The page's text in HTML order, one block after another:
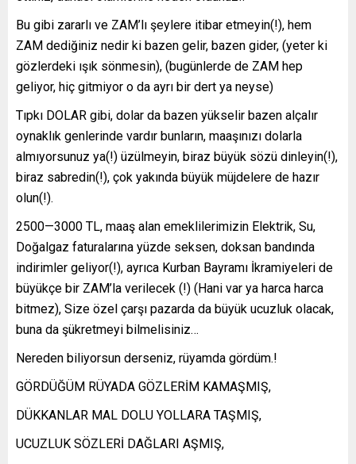
Bu gibi zararlı ve ZAM’lı şeylere itibar etmeyin(!), hem
ZAM dediğiniz nedir ki bazen gelir, bazen gider, (yeter ki
gözlerdeki ışık sönmesin), (bugünlerde de ZAM hep
geliyor, hiç gitmiyor o da ayrı bir dert ya neyse)
Tıpkı DOLAR gibi, dolar da bazen yükselir bazen alçalır
oynaklık genlerinde vardır bunların, maaşınızı dolarla
almıyorsunuz ya(!) üzülmeyin, biraz büyük sözü dinleyin(!),
biraz sabredin(!), çok yakında büyük müjdelere de hazır
olun(!).
2500—3000 TL, maaş alan emeklilerimizin Elektrik, Su,
Doğalgaz faturalarına yüzde seksen, doksan bandında
indirimler geliyor(!), ayrıca Kurban Bayramı İkramiyeleri de
büyükçe bir ZAM’la verilecek (!) (Hani var ya harca harca
bitmez), Size özel çarşı pazarda da büyük ucuzluk olacak,
buna da şükretmeyi bilmelisiniz…
Nereden biliyorsun derseniz, rüyamda gördüm.!
GÖRDÜĞÜM RÜYADA GÖZLERİM KAMAŞMIŞ,
DÜKKANLAR MAL DOLU YOLLARA TAŞMIŞ,
UCUZLUK SÖZLERİ DAĞLARI AŞMIŞ,